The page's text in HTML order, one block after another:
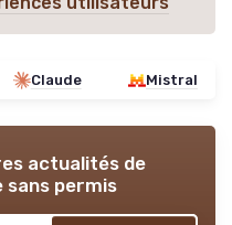
Claude Mistral
actualités de
permis